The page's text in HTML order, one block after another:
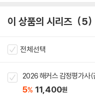
이 상품의 시리즈 5
전체선택
2026 해커스 감정평가사(
5% 11,400원